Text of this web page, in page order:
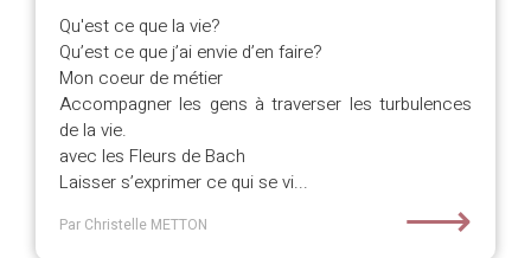
Qu'est ce que la vie?
Qu’est ce que j’ai envie d’en faire?
Mon coeur de métier
Accompagner les gens à traverser les turbulences
de la vie.
avec les Fleurs de Bach
Laisser s’exprimer ce qui se vi...
Par Christelle METTON ⟶